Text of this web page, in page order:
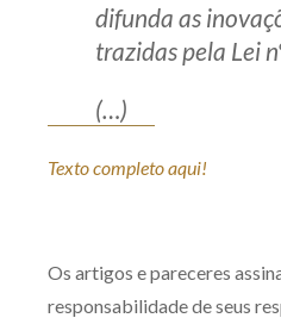
difunda as
trazidas pela Lei
(…)
Texto completo aqui!
Os artigos e pareceres
responsabilidade de seus